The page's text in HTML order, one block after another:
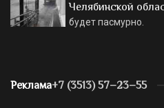
Челябинской
будет пасмурно.
Реклама+7 (3513) 57–23–55